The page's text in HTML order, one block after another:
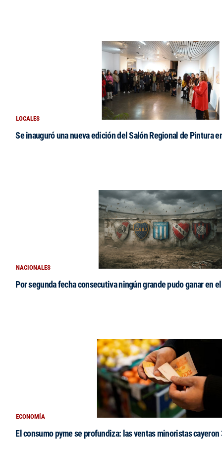
LOCALES
Se inauguró una nueva edición del Salón Regional de Pintura
NACIONALES
Por segunda fecha consecutiva ningún grande pudo ganar en
ECONOMÍA
El consumo pyme se profundiza: las ventas minoristas cayeron